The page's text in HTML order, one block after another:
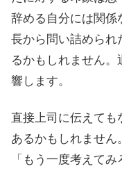
辞める自分には関係
長から問い詰められ
るかもしれません
響します。
直接上司に伝えても
あるかもしれません。
「もう一度考えて